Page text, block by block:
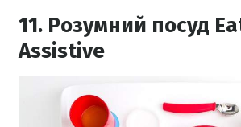
11. Розумний посуд
Assistive